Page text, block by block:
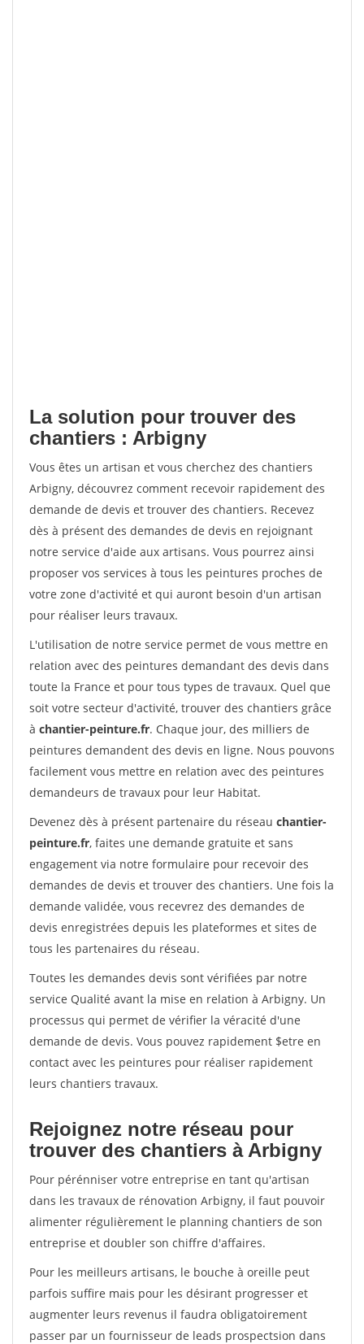
La solution pour trouver des
chantiers : Arbigny
Vous êtes un artisan et vous cherchez des chantiers
Arbigny, découvrez comment recevoir rapidement des
demande de devis et trouver des chantiers. Recevez
dès à présent des demandes de devis en rejoignant
notre service d'aide aux artisans. Vous pourrez ainsi
proposer vos services à tous les peintures proches de
votre zone d'activité et qui auront besoin d'un artisan
pour réaliser leurs travaux.
L'utilisation de notre service permet de vous mettre en
relation avec des peintures demandant des devis dans
toute la France et pour tous types de travaux. Quel que
soit votre secteur d'activité, trouver des chantiers grâce
à chantier-peinture.fr. Chaque jour, des milliers de
peintures demandent des devis en ligne. Nous pouvons
facilement vous mettre en relation avec des peintures
demandeurs de travaux pour leur Habitat.
Devenez dès à présent partenaire du réseau chantier-
peinture.fr, faites une demande gratuite et sans
engagement via notre formulaire pour recevoir des
demandes de devis et trouver des chantiers. Une fois la
demande validée, vous recevrez des demandes de
devis enregistrées depuis les plateformes et sites de
tous les partenaires du réseau.
Toutes les demandes devis sont vérifiées par notre
service Qualité avant la mise en relation à Arbigny. Un
processus qui permet de vérifier la véracité d'une
demande de devis. Vous pouvez rapidement $etre en
contact avec les peintures pour réaliser rapidement
leurs chantiers travaux.
Rejoignez notre réseau pour
trouver des chantiers à Arbigny
Pour pérénniser votre entreprise en tant qu'artisan
dans les travaux de rénovation Arbigny, il faut pouvoir
alimenter régulièrement le planning chantiers de son
entreprise et doubler son chiffre d'affaires.
Pour les meilleurs artisans, le bouche à oreille peut
parfois suffire mais pour les désirant progresser et
augmenter leurs revenus il faudra obligatoirement
passer par un fournisseur de leads prospectsion dans